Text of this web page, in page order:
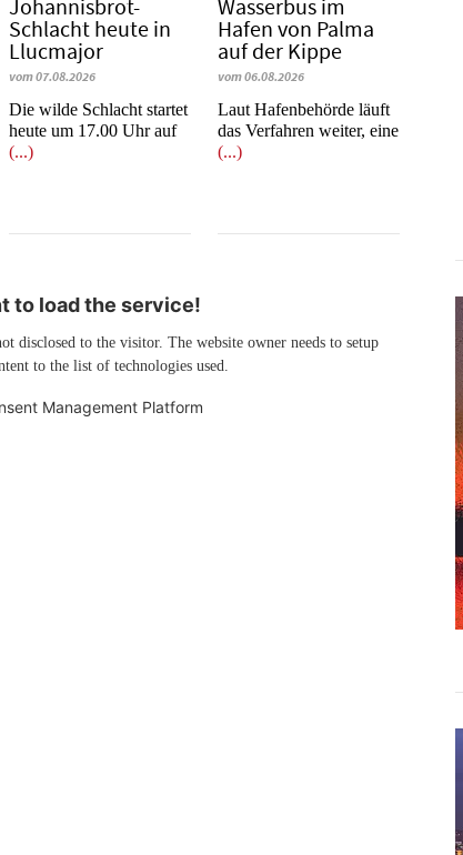
Johannisbrot-
Schlacht heute in
Llucmajor
vom 07.08.2026
Die wilde Schlacht startet
heute um 17.00 Uhr auf
(...)
Wasserbus im
Hafen von Palma
auf der Kippe
vom 06.08.2026
Laut Hafenbehörde läuft
das Verfahren weiter, eine
(...)
to load the service!
disclosed to the visitor. The website owner needs to setup
to the list of technologies used.
Management Platform